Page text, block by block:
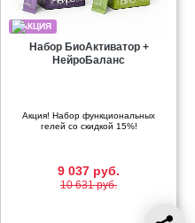
Набор БиоАктиватор +
НейроБаланс
Акция! Набор функциональных
гелей со скидкой 15%!
9 037 руб.
10 631 руб.